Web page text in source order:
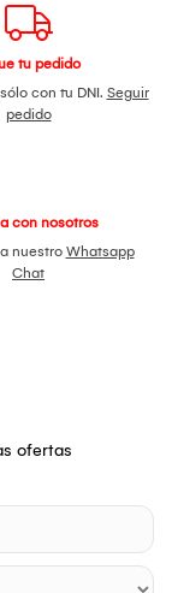
tu pedido
con tu DNI. Seguir
pedido
con nosotros
nuestro Whatsapp
Chat
ofertas